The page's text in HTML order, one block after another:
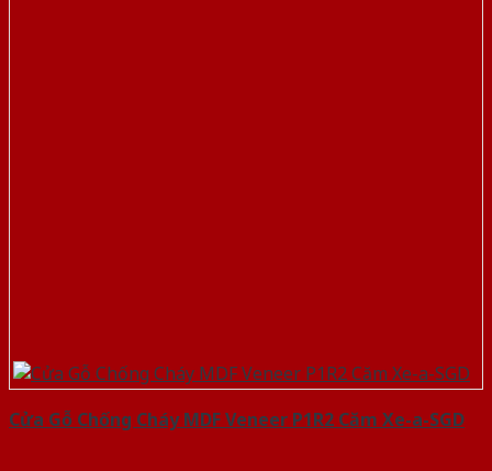
Cửa Gỗ Chống Cháy MDF Veneer P1R2 Căm Xe-a-SGD